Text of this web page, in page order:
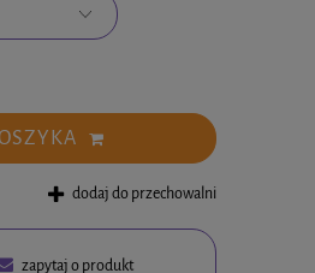
dodaj do przechowalni
zapytaj o produkt